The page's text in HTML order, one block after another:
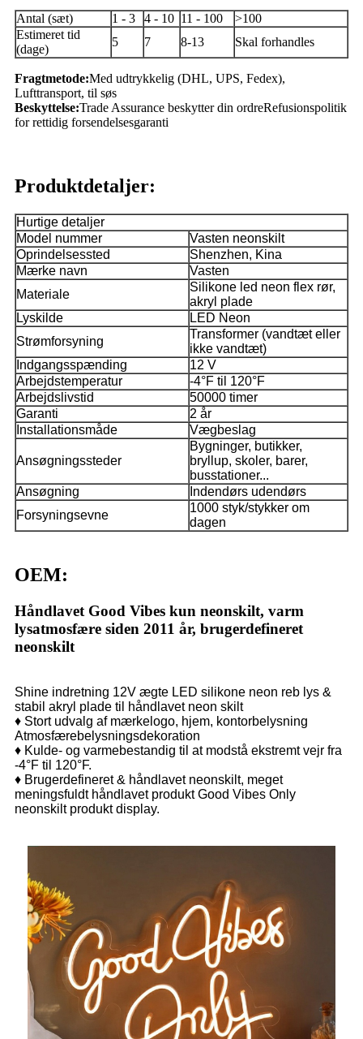
Antal (sæt) 1 - 3 4 - 10 11 - 100
>100
Estimeret tid
(dage)
5 7 8-13 Skal forhandles
Fragtmetode:Med udtrykkelig (DHL, UPS, Fedex),
Lufttransport, til søs
Beskyttelse:Trade Assurance beskytter din ordreRefusionspolitik
for rettidig forsendelsesgaranti
Produktdetaljer:
Hurtige detaljer
Model nummer
Vasten neonskilt
Oprindelsessted
Shenzhen, Kina
Mærke navn
Vasten
Materiale
Silikone led neon flex rør,
akryl plade
Lyskilde
LED Neon
Strømforsyning
Transformer (vandtæt eller
ikke vandtæt)
Indgangsspænding
12 V
Arbejdstemperatur
-4°F til 120°F
Arbejdslivstid
50000 timer
Garanti
2 år
Installationsmåde
Vægbeslag
Ansøgningssteder
Bygninger, butikker,
bryllup, skoler, barer,
busstationer...
Ansøgning
Indendørs udendørs
Forsyningsevne
1000 styk/stykker om
dagen
OEM:
Håndlavet Good Vibes kun neonskilt, varm
lysatmosfære siden 2011 år, brugerdefineret
neonskilt
Shine indretning 12V ægte LED silikone neon reb lys &
stabil akryl plade til håndlavet neon skilt
♦ Stort udvalg af mærkelogo, hjem, kontorbelysning
Atmosfærebelysningsdekoration
♦ Kulde- og varmebestandig til at modstå ekstremt vejr fra
-4°F til 120°F.
♦ Brugerdefineret & håndlavet neonskilt, meget
meningsfuldt håndlavet produkt Good Vibes Only
neonskilt produkt display.